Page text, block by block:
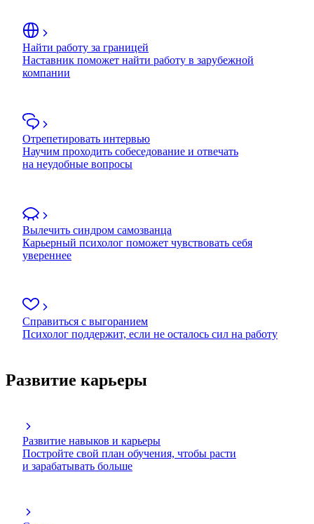
Найти работу за границей
Наставник поможет найти работу в зарубежной
компании
Отрепетировать интервью
Научим проходить собеседование и отвечать
на неудобные вопросы
Вылечить синдром самозванца
Карьерный психолог поможет чувствовать себя
увереннее
Справиться с выгоранием
Психолог поддержит, если не осталось сил на работу
Развитие карьеры
Развитие навыков и карьеры
Постройте свой план обучения, чтобы расти
и зарабатывать больше